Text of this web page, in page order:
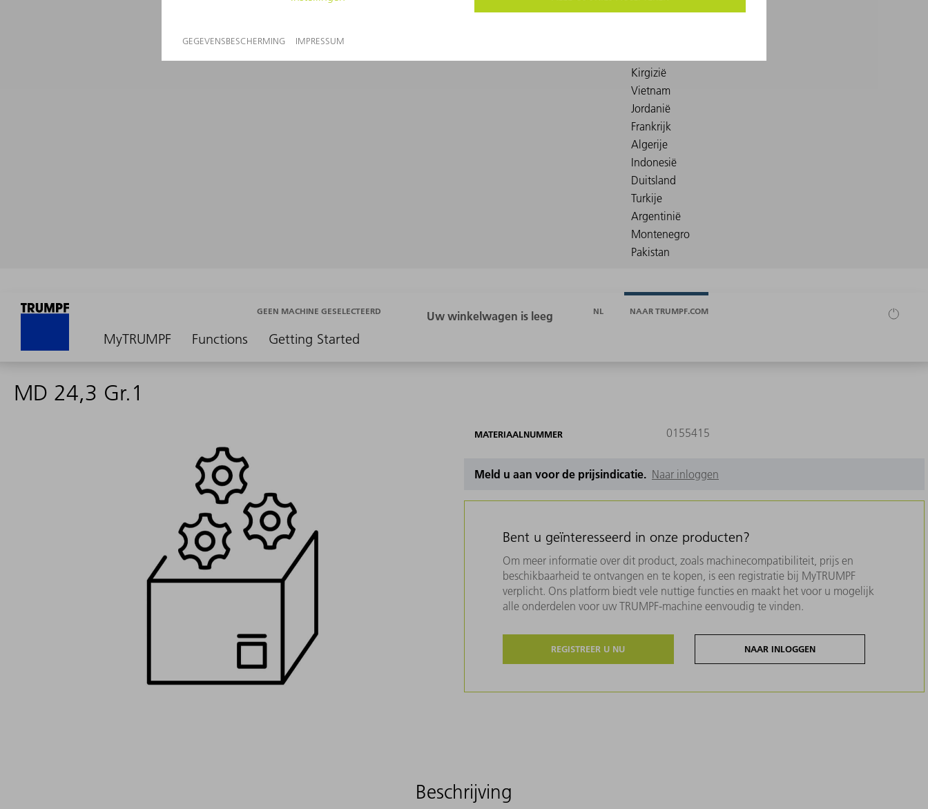
MyTRUMPF Functions Getting Started
GEEN MACHINE GESELECTEERD NL NAAR TRUMPF.COM
MD 24,3 Gr.1
MATERIAALNUMMER 0155415
Meld u aan voor de prijsindicatie. Naar inloggen
Bent u geïnteresseerd in onze producten?
Om meer informatie over dit product, zoals machinecompatibiliteit, prijs en
beschikbaarheid te ontvangen en te kopen, is een registratie bij MyTRUMPF
verplicht. Ons platform biedt vele nuttige functies en maakt het voor u mogelijk
alle onderdelen voor uw TRUMPF-machine eenvoudig te vinden.
REGISTREER U NU NAAR INLOGGEN
Beschrijving